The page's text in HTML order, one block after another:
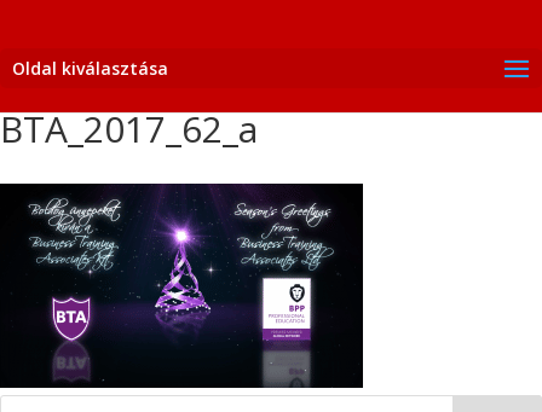
Oldal kiválasztása
BTA_2017_62_a